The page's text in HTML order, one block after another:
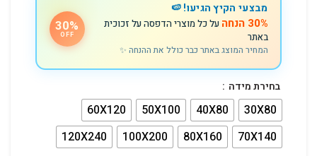
מבצעי הקיץ הגיעו! 🍉
30% הנחה
על כל מוצרי הדפסה על זכוכית
באתר
המחיר המוצג באתר כבר כולל את ההנחה ✨
30%
OFF
בחירת מידה
30X80
40X80
50X100
60X120
70X140
80X160
100X200
120X240